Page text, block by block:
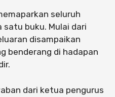
seluruh
buku. Mulai dari
disampaikan
benderang di hadapan
dari ketua pengurus